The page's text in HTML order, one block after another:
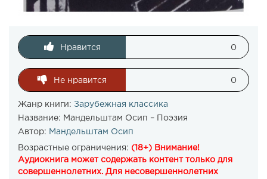
Нравится 0
Не нравится 0
Жанр книги: Зарубежная классика
Название: Мандельштам Осип – Поэзия
Автор: Мандельштам Осип
Возрастные ограничения: (18+) Внимание!
Аудиокнига может содержать контент только для
совершеннолетних. Для несовершеннолетних